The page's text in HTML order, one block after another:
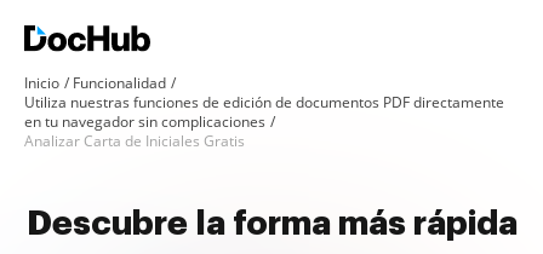
Inicio
Funcionalidad
Utiliza nuestras funciones de edición de documentos PDF directamente
en tu navegador sin complicaciones
Analizar Carta de Iniciales Gratis
Descubre la forma más rápida